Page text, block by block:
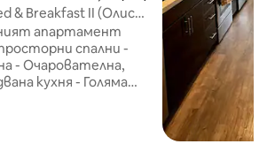
& Breakfast II (Олис
II)
апартамент
спални -
кухня - Голяма